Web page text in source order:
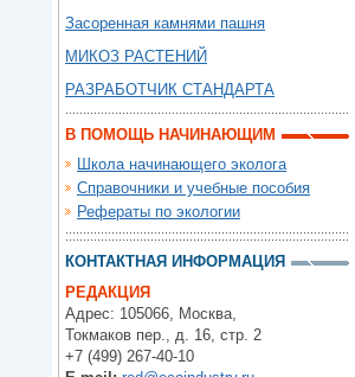
Засоренная камнями пашня
МИКОЗ РАСТЕНИЙ
РАЗРАБОТЧИК СТАНДАРТА
В ПОМОЩЬ НАЧИНАЮЩИМ
Школа начинающего эколога
Справочники и учебные пособия
Рефераты по экологии
КОНТАКТНАЯ ИНФОРМАЦИЯ
РЕДАКЦИЯ
Адрес: 105066, Москва,
Токмаков пер., д. 16, стр. 2
+7 (499) 267-40-10